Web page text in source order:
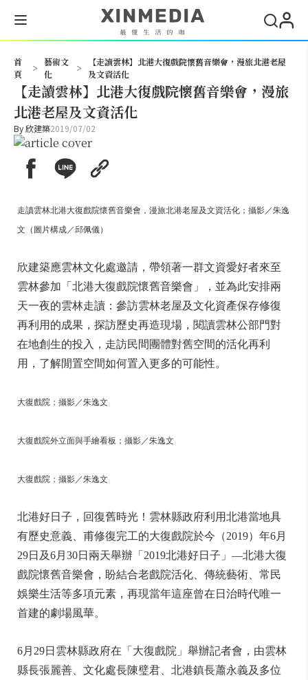
首
頁
>
藝術文
化
>
【走讀雲林】北港大復戲院懷舊音樂會，漫旅北港老屋
及文資活化
【走讀雲林】北港大復戲院懷舊音樂會，漫旅
北港老屋及文資活化
By欣建築2019/07/02
走讀雲林北港大復戲院懷舊音樂會，漫旅北港老屋及文資活化；攝影／朱逸
文（圖片構成／邱佩儀）
欣建築應雲林文化處邀請，帶領著一群文資愛好者來至
雲林參加「北港大復戲院懷舊音樂會」，並為此安排兩
天一夜的雲林走讀：參訪雲林老屋及文化資產保存修復
再利用的成果，探訪歷史再造現場，閱讀雲林公部門對
在地創生的投入，走訪民間團體對舊空間的活化再利
用，了解閒置空間如何置入更多的可能性。
大復戲院；攝影／朱逸文
大復戲院外立面與手繪看板；攝影／朱逸文
大復戲院；攝影／朱逸文
北港好日子，回復舊時光！雲林縣政府利用北港當地具
有歷史意義、甫修復完工的大復戲院於今（2019）年6月
29日及6月30日兩天舉辦「2019北港好日子」—北港大復
戲院懷舊音樂會，盼結合老戲院活化、傳統藝術、常民
娛樂生活等多項元素，再現當年這座曾在日治時代唯一
首建的劇場風華。
6月29日雲林縣政府在「大復戲院」舉辦記者會，由雲林
縣長張麗善、文化處長陳璧君、北港鎮長蕭永義及多位